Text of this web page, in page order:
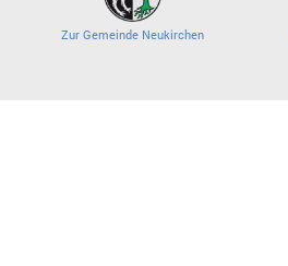
Zur Gemeinde Neukirchen